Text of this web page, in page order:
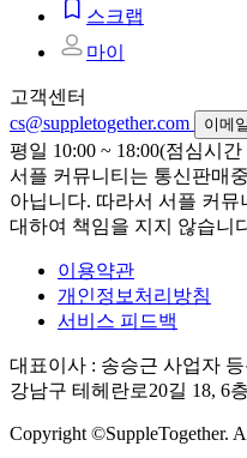
스크랩
마이
고객센터
cs@suppletogether.com
이메
평일 10:00 ~ 18:00(점심시
서플 커뮤니티는 통신판매
아닙니다. 따라서 서플 커뮤
대하여 책임을 지지 않습니
이용약관
개인정보처리방침
서비스 피드백
대표이사 : 송승근 사업자 등
강남구 테헤란로20길 18, 6
Copyright ©SuppleTogether.